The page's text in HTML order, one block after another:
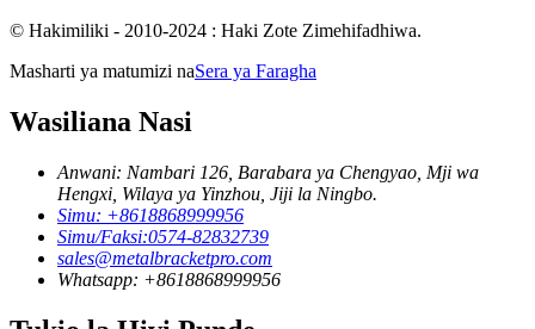
© Hakimiliki - 2010-2024 : Haki Zote Zimehifadhiwa.
Masharti ya matumizi naSera ya Faragha
Wasiliana Nasi
Anwani: Nambari 126, Barabara ya Chengyao, Mji wa
Hengxi, Wilaya ya Yinzhou, Jiji la Ningbo.
Simu: +8618868999956
Simu/Faksi:0574-82832739
sales@metalbracketpro.com
Whatsapp: +8618868999956